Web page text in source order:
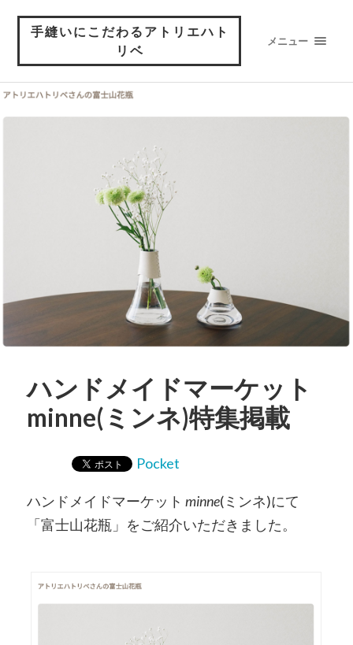
手縫いにこだわるアトリエハト
リベ
メニュー
ハンドメイドマーケット
minne(ミンネ)特集掲載
Pocket
ハンドメイドマーケット minne(ミンネ)にて
「富士山花瓶」をご紹介いただきました。